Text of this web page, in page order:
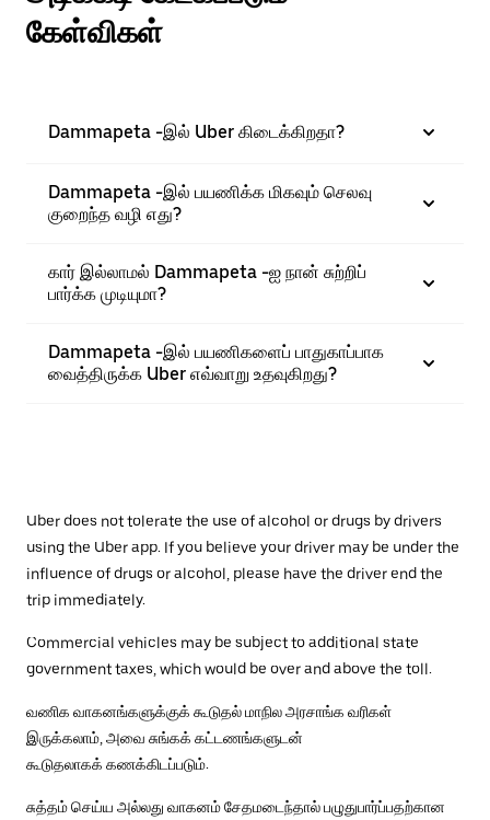
கேள்விகள்
Dammapeta -இல் Uber கிடைக்கிறதா?
Dammapeta -இல் பயணிக்க மிகவும் செலவு
குறைந்த வழி எது?
கார் இல்லாமல் Dammapeta -ஐ நான் சுற்றிப்
பார்க்க முடியுமா?
Dammapeta -இல் பயணிகளைப் பாதுகாப்பாக
வைத்திருக்க Uber எவ்வாறு உதவுகிறது?
Uber does not tolerate the use of alcohol or drugs by drivers
using the Uber app. If you believe your driver may be under the
influence of drugs or alcohol, please have the driver end the
trip immediately.
Commercial vehicles may be subject to additional state
government taxes, which would be over and above the toll.
வணிக வாகனங்களுக்குக் கூடுதல் மாநில அரசாங்க வரிகள்
இருக்கலாம், அவை சுங்கக் கட்டணங்களுடன்
கூடுதலாகக் கணக்கிடப்படும்.
சுத்தம் செய்ய அல்லது வாகனம் சேதமடைந்தால் பழுதுபார்ப்பதற்கான